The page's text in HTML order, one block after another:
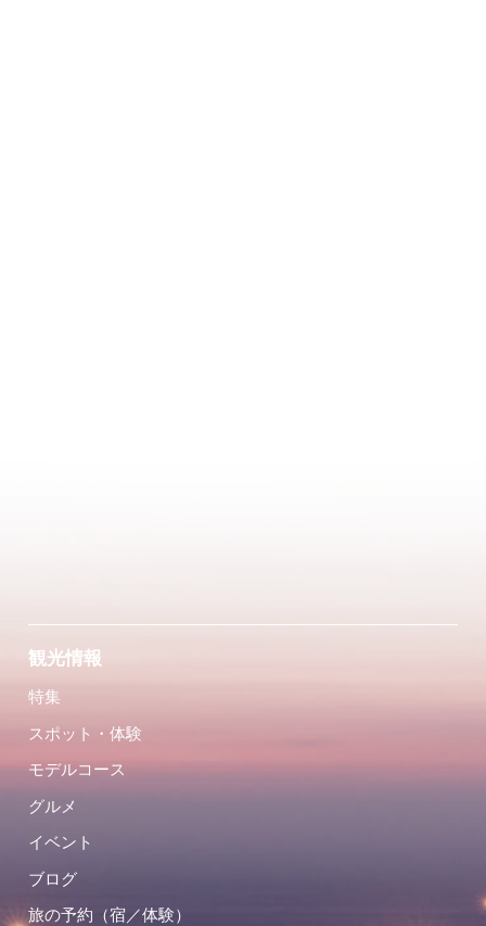
観光情報
特集
スポット・体験
モデルコース
グルメ
イベント
ブログ
旅の予約（宿／体験）